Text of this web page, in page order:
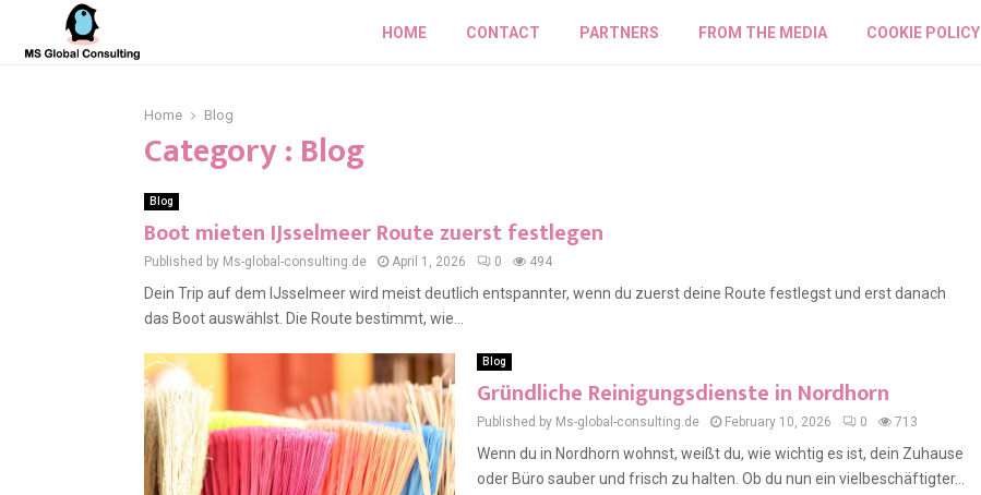
HOME CONTACT PARTNERS FROM THE MEDIA COOKIE POLICY
Home Blog
Category : Blog
Blog
Boot mieten IJsselmeer Route zuerst festlegen
Published by Ms-global-consulting.de April 1, 2026 0 494
Dein Trip auf dem IJsselmeer wird meist deutlich entspannter, wenn du zuerst deine Route festlegst und erst danach
das Boot auswählst. Die Route bestimmt, wie...
Blog
Gründliche Reinigungsdienste in Nordhorn
Published by Ms-global-consulting.de February 10, 2026 0 713
Wenn du in Nordhorn wohnst, weißt du, wie wichtig es ist, dein Zuhause
oder Büro sauber und frisch zu halten. Ob du nun ein vielbeschäftigter...